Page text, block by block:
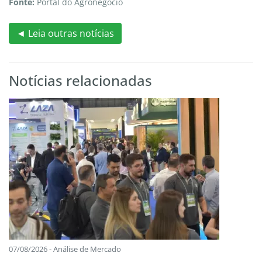
Fonte: Portal do Agronegócio
◄ Leia outras notícias
Notícias relacionadas
07/08/2026 - Análise de Mercado